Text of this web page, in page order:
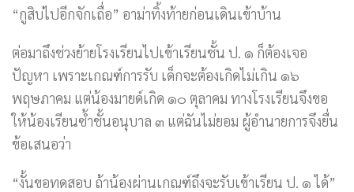
“กูสิบ่ไปอีกจักเถื่อ” อาม่าทิ้งท้ายก่อนเดินเข้าบ้าน
ต่อมาถึงช่วงย้ายโรงเรียนไปเข้าเรียนชั้น ป. ๑ ก็ต้องเจอ
ปัญหา เพราะเกณฑ์การรับ เด็กจะต้องเกิดไม่เกิน ๑๖
พฤษภาคม แต่น้องมายด์เกิด ๑๐ ตุลาคม ทางโรงเรียนจึงขอ
ให้น้องเรียนซ้ำชั้นอนุบาล ๓ แต่ฉันไม่ยอม ผู้อำนายการจึงยื่น
ข้อเสนอว่า
“งั้นขอทดสอบ ถ้าน้องผ่านเกณฑ์ถึงจะรับเข้าเรียน ป. ๑ ได้”